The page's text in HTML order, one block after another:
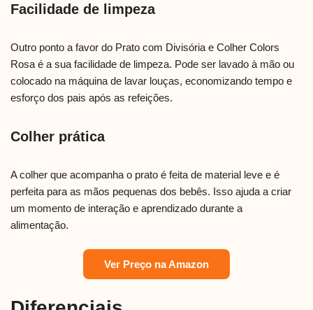
Facilidade de limpeza
Outro ponto a favor do Prato com Divisória e Colher Colors
Rosa é a sua facilidade de limpeza. Pode ser lavado à mão ou
colocado na máquina de lavar louças, economizando tempo e
esforço dos pais após as refeições.
Colher prática
A colher que acompanha o prato é feita de material leve e é
perfeita para as mãos pequenas dos bebês. Isso ajuda a criar
um momento de interação e aprendizado durante a
alimentação.
Ver Preço na Amazon